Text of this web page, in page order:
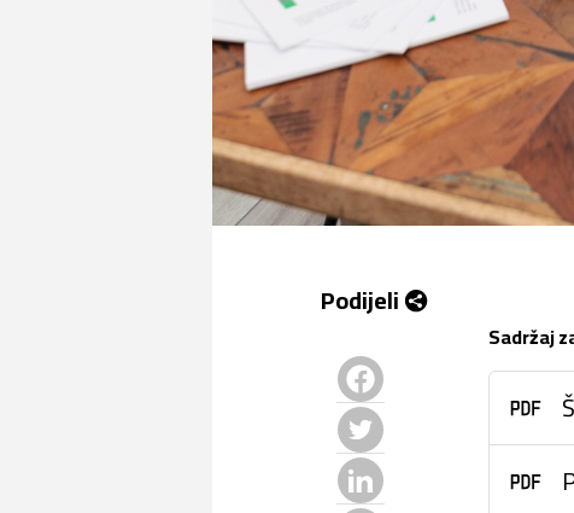
Podijeli
Facebook
Twitter
LinkedIn
Sadržaj